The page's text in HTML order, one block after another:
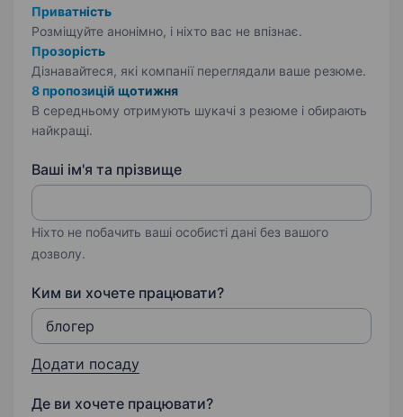
Приватність
Розміщуйте анонімно, і ніхто вас не впізнає.
Прозорість
Дізнавайтеся, які компанії переглядали ваше резюме.
8 пропозицій щотижня
В середньому отримують шукачі з резюме і обирають
найкращі.
Ваші ім'я та прізвище
Ніхто не побачить ваші особисті дані без вашого
дозволу.
Ким ви хочете працювати?
Додати посаду
Де ви хочете працювати?